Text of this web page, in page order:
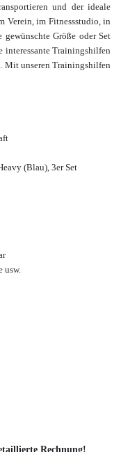
und der ideale
Verein, im Fitnessstudio, in
Größe oder Set
interessante Trainingshilfen
Mit unseren Trainingshilfen
(Blau), 3er Set
usw.
Rechnung!